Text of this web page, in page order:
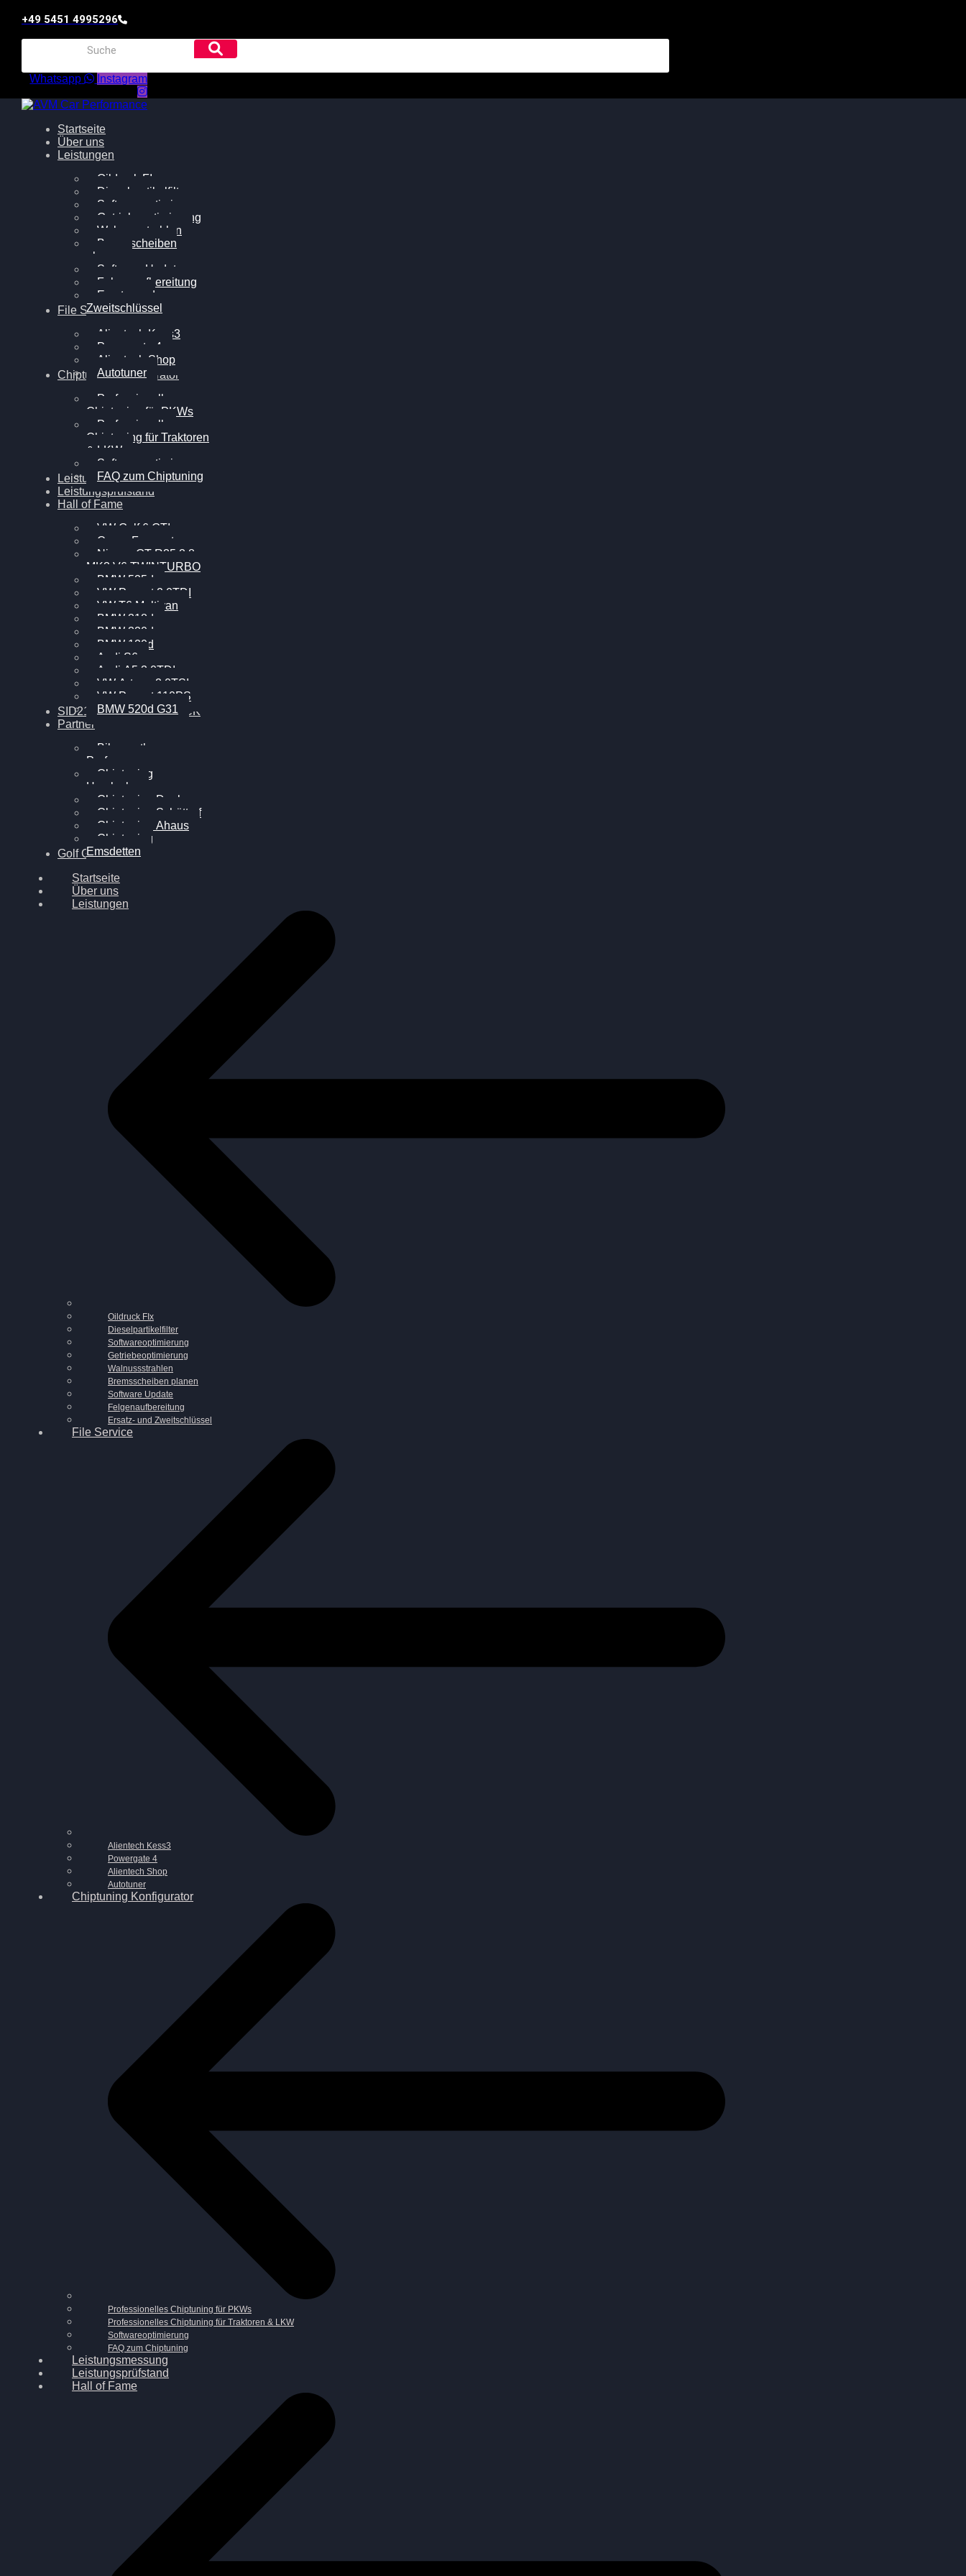
+49 5451 4995296
Whatsapp Instagram
Startseite
Über uns
Leistungen
Oildruck FIx
Dieselpartikelfilter
Softwareoptimierung
Getriebeoptimierung
Walnussstrahlen
Bremsscheiben
planen
Software Update
Felgenaufbereitung
Ersatz- und
Zweitschlüssel
File Service
Alientech Kess3
Powergate 4
Alientech Shop
Autotuner
Chiptuning Konfigurator
Professionelles
Chiptuning für PKWs
Professionelles
Chiptuning für Traktoren
& LKW
Softwareoptimierung
FAQ zum Chiptuning
Leistungsmessung
Leistungsprüfstand
Hall of Fame
VW Golf 6 GTI
Cupra Formentor
Nissan GT-R35 3.8
MK3 V6 TWINTURBO
BMW 525d
VW Passat 2.0TDI
VW T6 Multivan
BMW 318d
BMW 320d
BMW 120d
Audi S6
Audi A5 3.0TDI
VW Arteon 2.0TSI
VW Passat 110PS
BMW 520d G31
SID212 / 212EVO UNLOCK
Partner
Bilgenroth
Performance
Chiptuning
Herzlacke
Chiptuning Duelmen
Chiptuning Schüttorf
Chiptuning Ahaus
Chiptuning
Emsdetten
Golf Gewinnspiel
Startseite
Über uns
Leistungen
Oildruck FIx
Dieselpartikelfilter
Softwareoptimierung
Getriebeoptimierung
Walnussstrahlen
Bremsscheiben planen
Software Update
Felgenaufbereitung
Ersatz- und Zweitschlüssel
File Service
Alientech Kess3
Powergate 4
Alientech Shop
Autotuner
Chiptuning Konfigurator
Professionelles Chiptuning für PKWs
Professionelles Chiptuning für Traktoren & LKW
Softwareoptimierung
FAQ zum Chiptuning
Leistungsmessung
Leistungsprüfstand
Hall of Fame